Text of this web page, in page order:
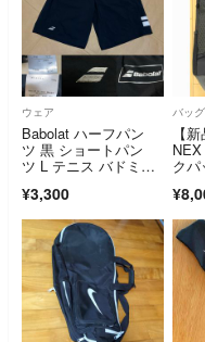
ウェア
Babolat ハーフパン
ツ 黒 ショートパン
ツ L テニス バドミン
¥3,300
バッグ
【
クパ